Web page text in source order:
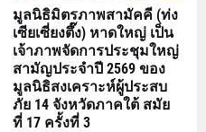
มูลนิธิมิตรภาพสามัคคี (ท่ง
เซียเซี่ยงตึ๊ง) หาดใหญ่ เป็น
เจ้าภาพจัดการประชุมใหญ่
สามัญประจำปี 2569 ของ
มูลนิธิสงเคราะห์ผู้ประสบ
ภัย 14 จังหวัดภาคใต้ สมัย
ที่ 17 ครั้งที่ 3